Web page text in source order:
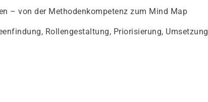
– von der Methodenkompetenz zum Mind Map
Rollengestaltung, Priorisierung, Umsetzung